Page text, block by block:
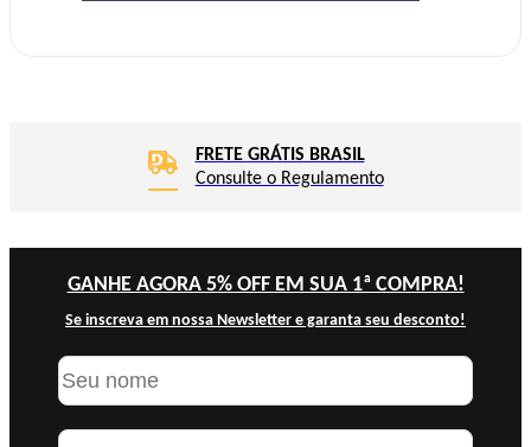
FRETE GRÁTIS BRASIL
Consulte o Regulamento
GANHE AGORA 5% OFF EM SUA 1ª COMPRA!
Se inscreva em nossa Newsletter e garanta seu desconto!